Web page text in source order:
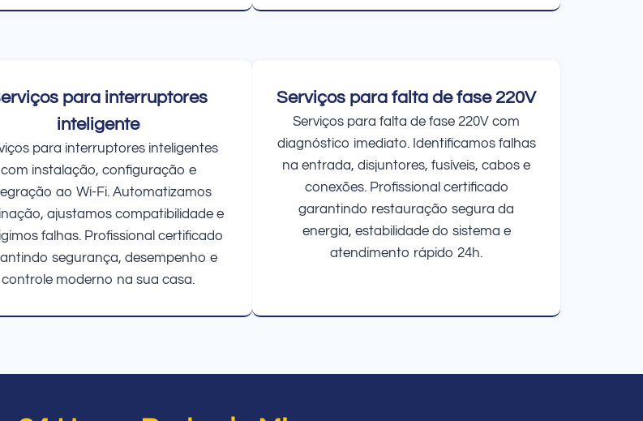
para interruptores
inteligente
para interruptores inteligentes
com instalação, configuração e
ao Wi-Fi. Automatizamos
ajustamos compatibilidade e
falhas. Profissional certificado
segurança, desempenho e
controle moderno na sua casa.
Serviços para falta de fase 220V
Serviços para falta de fase 220V com
diagnóstico imediato. Identificamos falhas
na entrada, disjuntores, fusíveis, cabos e
conexões. Profissional certificado
garantindo restauração segura da
energia, estabilidade do sistema e
atendimento rápido 24h.